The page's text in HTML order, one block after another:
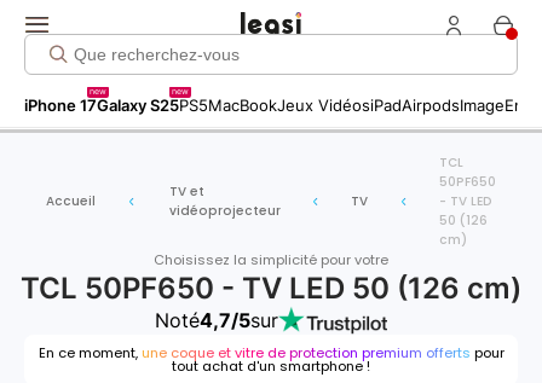
iPhone 17
new
Galaxy S25
new
PS5MacBookJeux VidéosiPadAirpodsImage
Accueil
TV et
vidéoprojecteur
TV
TCL
50PF650
- TV LED
50 (126
cm)
Choisissez la simplicité pour votre
TCL 50PF650 - TV LED 50 (126 cm)
Noté4,7/5sur
En ce moment, une coque et vitre de protection premium offerts pour
tout achat d'un smartphone !